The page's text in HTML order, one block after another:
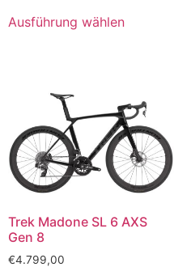
Ausführung wählen
Trek Madone SL 6 AXS
Gen 8
€4.799,00